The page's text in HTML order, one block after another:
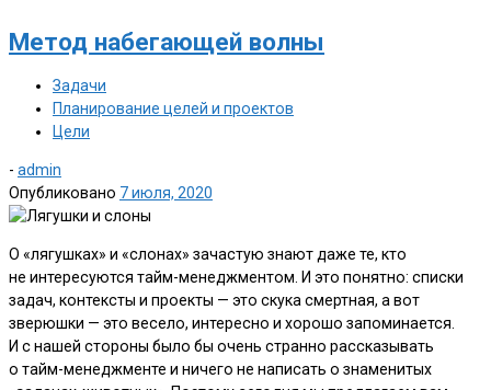
Метод набегающей волны
Задачи
Планирование целей и проектов
Цели
- admin
Опубликовано 7 июля, 2020
О «лягушках» и «слонах» зачастую знают даже те, кто
не интересуются тайм-менеджментом. И это понятно: списки
задач, контексты и проекты — это скука смертная, а вот
зверюшки — это весело, интересно и хорошо запоминается.
И с нашей стороны было бы очень странно рассказывать
о тайм-менеджменте и ничего не написать о знаменитых